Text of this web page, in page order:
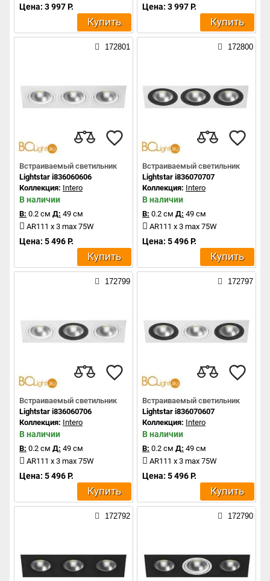
Цена: 3 997 Р.
Купить
Цена: 3 997 Р.
Купить
172801
Встраиваемый светильник
Lightstar i836060606
Коллекция: Intero
В наличии
В: 0.2 см Д: 49 см
AR111 x 3 max 75W
Цена: 5 496 Р.
Купить
172800
Встраиваемый светильник
Lightstar i836070707
Коллекция: Intero
В наличии
В: 0.2 см Д: 49 см
AR111 x 3 max 75W
Цена: 5 496 Р.
Купить
172799
Встраиваемый светильник
Lightstar i836060706
Коллекция: Intero
В наличии
В: 0.2 см Д: 49 см
AR111 x 3 max 75W
Цена: 5 496 Р.
Купить
172797
Встраиваемый светильник
Lightstar i836070607
Коллекция: Intero
В наличии
В: 0.2 см Д: 49 см
AR111 x 3 max 75W
Цена: 5 496 Р.
Купить
172792 172790